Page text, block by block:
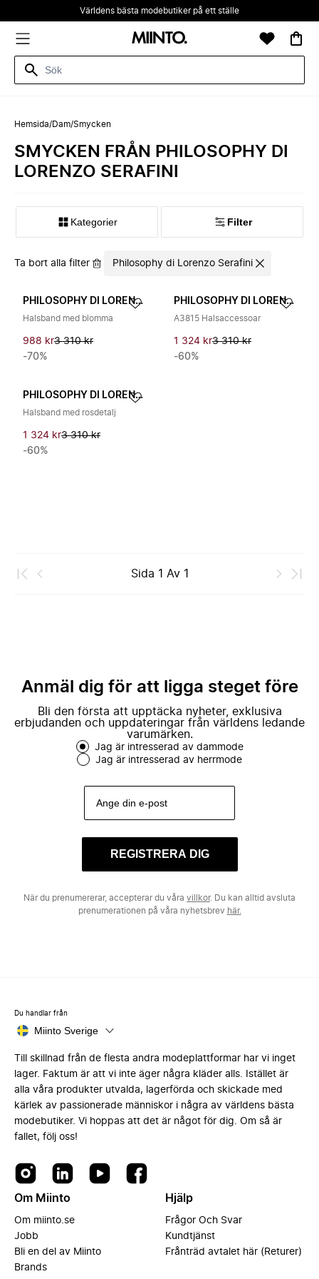
Världens bästa modebutiker på ett ställe
Hemsida/Dam/Smycken
SMYCKEN FRÅN PHILOSOPHY DI
LORENZO SERAFINI
Kategorier Filter
Ta bort alla filter Philosophy di Lorenzo Serafini
PHILOSOPHY DI LORENZO SERAFINI
Halsband med blomma
988 kr3 310 kr
-70%
PHILOSOPHY DI LORENZO SERAFINI
A3815 Halsaccessoar
1 324 kr3 310 kr
-60%
PHILOSOPHY DI LORENZO SERAFINI
Halsband med rosdetalj
1 324 kr3 310 kr
-60%
Sida 1 Av 1
Anmäl dig för att ligga steget före
Bli den första att upptäcka nyheter, exklusiva
erbjudanden och uppdateringar från världens ledande
varumärken.
Jag är intresserad av dammode
Jag är intresserad av herrmode
REGISTRERA DIG
När du prenumererar, accepterar du våra villkor. Du kan alltid avsluta
prenumerationen på våra nyhetsbrev här.
Du handlar från
Miinto Sverige
Till skillnad från de flesta andra modeplattformar har vi inget
lager. Faktum är att vi inte äger några kläder alls. Istället är
alla våra produkter utvalda, lagerförda och skickade med
kärlek av passionerade människor i några av världens bästa
modebutiker. Vi hoppas att det är något för dig. Om så är
fallet, följ oss!
Om Miinto
Om miinto.se
Jobb
Bli en del av Miinto
Brands
Hjälp
Frågor Och Svar
Kundtjänst
Frånträd avtalet här (Returer)